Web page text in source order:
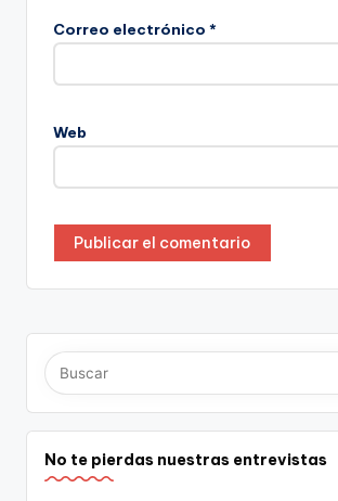
Correo electrónico *
Web
No te pierdas nuestras entrevistas